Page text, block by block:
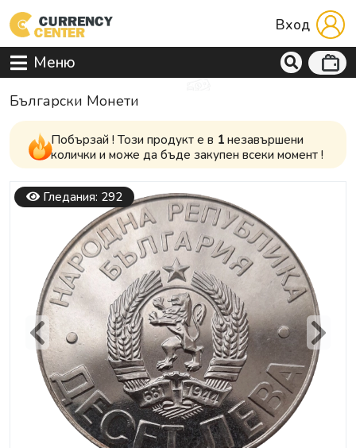
Вход
Меню
Български Монети
Побързай ! Този продукт е в 1 незавършени
колички и може да бъде закупен всеки момент !
Гледания: 292
Previous Next